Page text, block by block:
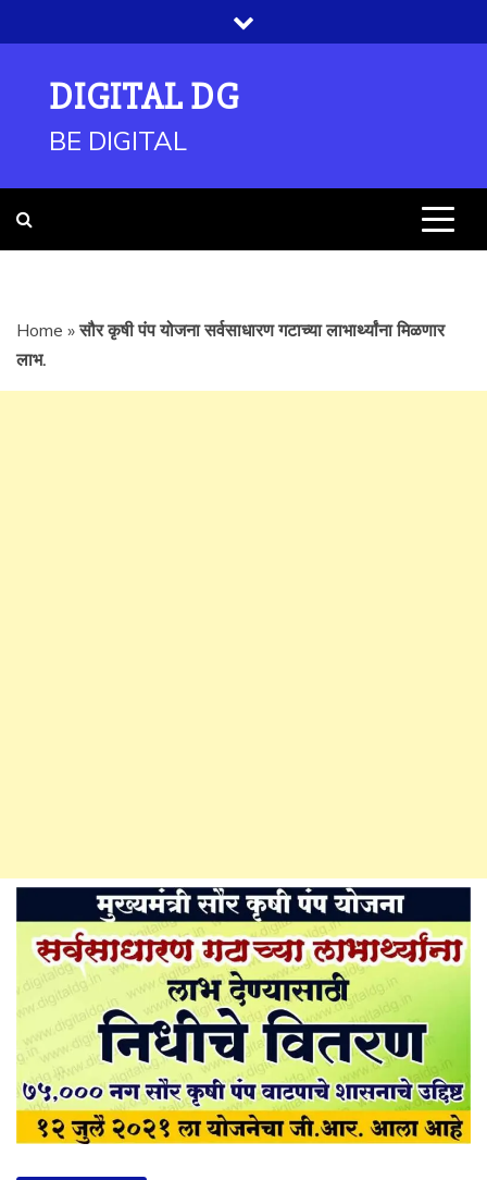
to
DIGITAL DG
BE DIGITAL
Home »सौर कृषी पंप योजना सर्वसाधारण गटाच्या लाभार्थ्यांना मिळणार
लाभ.